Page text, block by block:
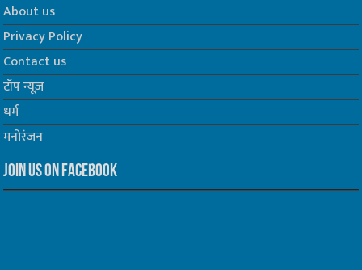
About us
Privacy Policy
Contact us
टॉप न्यूज़
धर्म
मनोरंजन
Join us on Facebook